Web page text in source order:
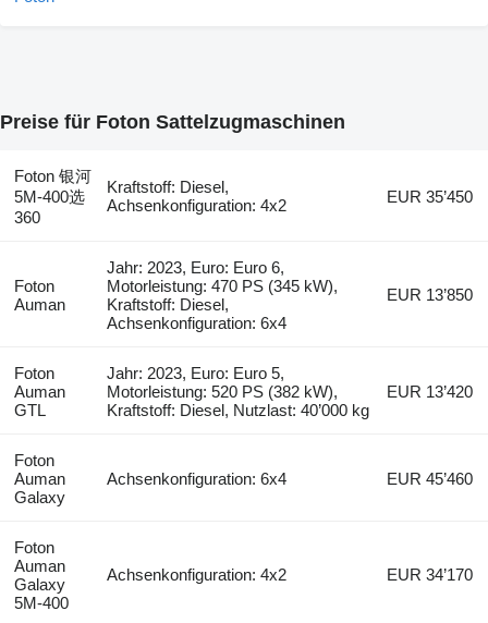
Preise für Foton Sattelzugmaschinen
Foton 银河
5M-400选
360
Kraftstoff: Diesel,
Achsenkonfiguration: 4x2
EUR 35’450
Foton
Auman
Jahr: 2023, Euro: Euro 6,
Motorleistung: 470 PS (345 kW),
Kraftstoff: Diesel,
Achsenkonfiguration: 6x4
EUR 13’850
Foton
Auman
GTL
Jahr: 2023, Euro: Euro 5,
Motorleistung: 520 PS (382 kW),
Kraftstoff: Diesel, Nutzlast: 40’000 kg
EUR 13’420
Foton
Auman
Galaxy
Achsenkonfiguration: 6x4 EUR 45’460
Foton
Auman
Galaxy
5M-400
Achsenkonfiguration: 4x2 EUR 34’170